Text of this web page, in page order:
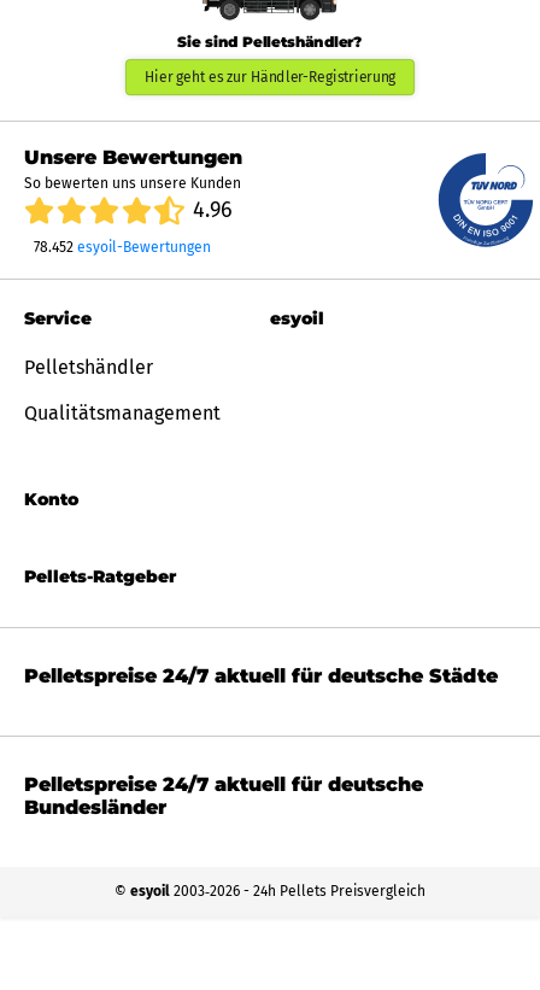
Sie sind Pelletshändler?
Hier geht es zur Händler-Registrierung
Unsere Bewertungen
So bewerten uns unsere Kunden
4.96
78.452 esyoil-Bewertungen
Pellets-Ratgeber
Service
Pelletshändler
Qualitätsmanagement
Konto
esyoil
Pelletspreise 24/7 aktuell für deutsche Städte
Pelletspreise 24/7 aktuell für deutsche
Bundesländer
© esyoil 2003‐2026 - 24h Pellets Preisvergleich